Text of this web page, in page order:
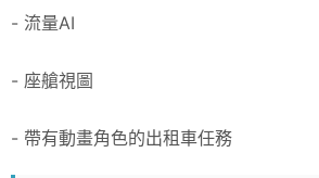
- 流量AI
- 座艙視圖
- 帶有動畫角色的出租車任務